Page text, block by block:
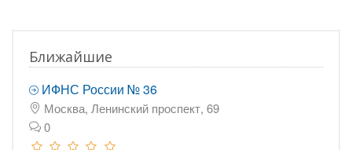
Ближайшие
ИФНС России № 36
Москва, Ленинский проспект, 69
0